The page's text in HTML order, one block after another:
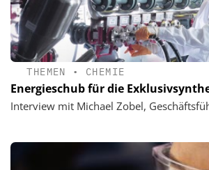
THEMEN • CHEMIE
Energieschub für die
Interview mit Michael Zobel,